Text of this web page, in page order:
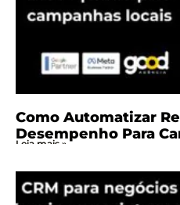
Como Automatizar
Desempenho Para
Leia mais »